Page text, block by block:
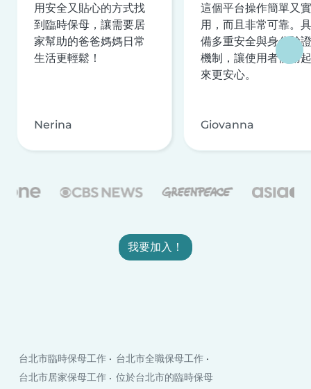
用安全又貼心的方式找
到臨時保母，讓需要居
家幫助的爸爸媽媽日常
生活更輕鬆！
Nerina
這個平台操作簡單又實
用，而且非常可靠。具
備多重安全與身分驗證
機制，讓使用者使用起
來更安心。
Giovanna
我要加入！
台北市臨時保母工作
台北市全職保母工作
台北市居家保母工作
位於台北市的臨時保母